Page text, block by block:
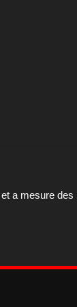
a mesure